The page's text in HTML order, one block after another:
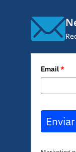
Email*
Enviar